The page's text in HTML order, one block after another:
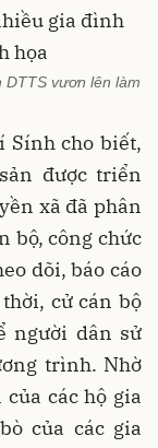
DTTS vươn lên làm
Sính cho biết,
được triển
xã đã phân
bộ, công chức
dõi, báo cáo
cử cán bộ
người dân sử
trình. Nhờ
các hộ gia
của các gia